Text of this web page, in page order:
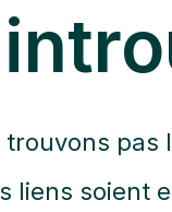
trouvons
liens soient